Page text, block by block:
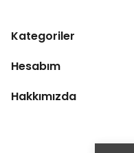
Kategoriler
Hesabım
Hakkımızda